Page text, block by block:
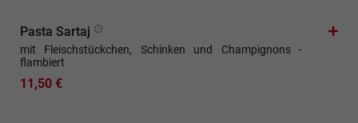
Pasta Sartaj
mit Fleischstückchen, Schinken und Champignons -
flambiert
11,50 €